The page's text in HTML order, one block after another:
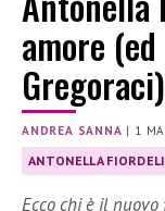
amore
Gregoraci)
ANDREA SANNA | 1
ANTONELLA
Ecco chi è il